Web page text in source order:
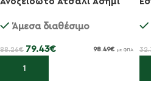
Άμεσα διαθέσιμο
88.26€ 79.43€ 98.49€ με ΦΠΑ
Προσθήκη στο καλάθι